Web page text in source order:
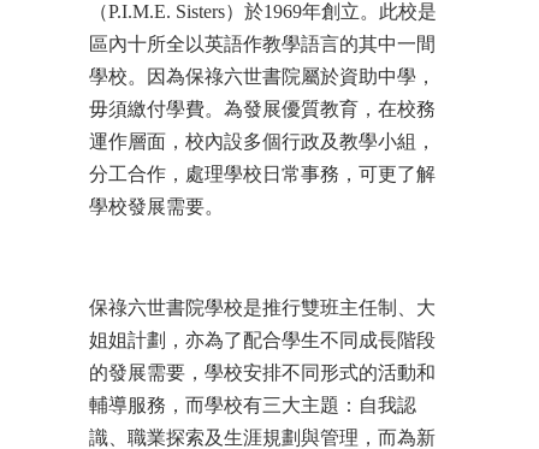
（P.I.M.E. Sisters）於1969年創立。此校是
區內十所全以英語作教學語言的其中一間
學校。因為保祿六世書院屬於資助中學，
毋須繳付學費。為發展優質教育，在校務
運作層面，校內設多個行政及教學小組，
分工合作，處理學校日常事務，可更了解
學校發展需要。
保祿六世書院學校是推行雙班主任制、大
姐姐計劃，亦為了配合學生不同成長階段
的發展需要，學校安排不同形式的活動和
輔導服務，而學校有三大主題：自我認
識、職業探索及生涯規劃與管理，而為新